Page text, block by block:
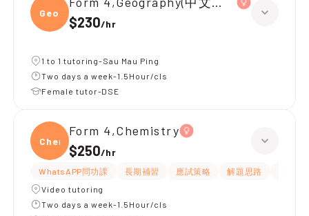
Geogr
$230/hr
1 to 1 tutoring-Sau Mau Ping
Two days a week-1.5Hour/cls
Female tutor-DSE
Chemi
Form 4,Chemistry
$250/hr
WhatsAPP問功課 長期補習 應試策略 解題思路
Video tutoring
Two days a week-1.5Hour/cls